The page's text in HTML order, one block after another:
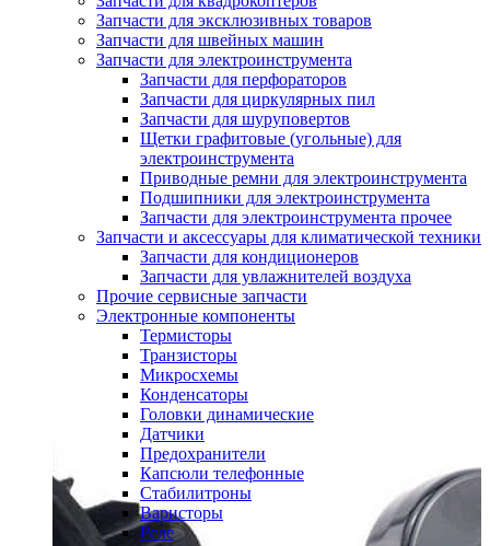
Запчасти для эксклюзивных товаров
Запчасти для швейных машин
Запчасти для электроинструмента
Запчасти для перфораторов
Запчасти для циркулярных пил
Запчасти для шуруповертов
Щетки графитовые (угольные) для
электроинструмента
Приводные ремни для электроинструмента
Подшипники для электроинструмента
Запчасти для электроинструмента прочее
Запчасти и аксессуары для климатической техники
Запчасти для кондиционеров
Запчасти для увлажнителей воздуха
Прочие сервисные запчасти
Электронные компоненты
Термисторы
Транзисторы
Микросхемы
Конденсаторы
Головки динамические
Датчики
Предохранители
Капсюли телефонные
Стабилитроны
Варисторы
Реле